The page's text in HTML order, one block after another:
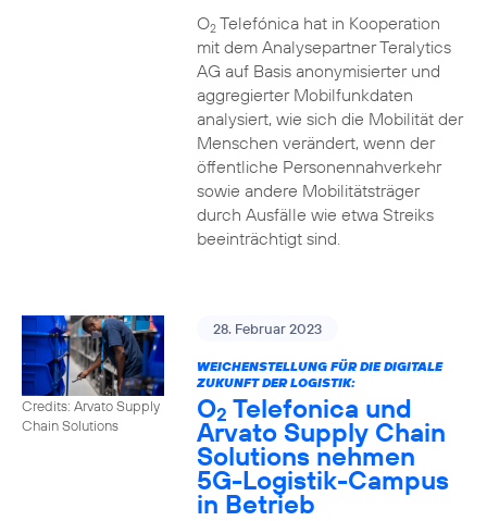
O2Telefónica hat in Kooperation
mit dem Analysepartner Teralytics
AG auf Basis anonymisierter und
aggregierter Mobilfunkdaten
analysiert, wie sich die Mobilität der
Menschen verändert, wenn der
öffentliche Personennahverkehr
sowie andere Mobilitätsträger
durch Ausfälle wie etwa Streiks
beeinträchtigt sind.
Credits: Arvato Supply
Chain Solutions
28. Februar 2023
WEICHENSTELLUNG FÜR DIE DIGITALE
ZUKUNFT DER LOGISTIK:
O2 Telefonica und
Arvato Supply Chain
Solutions nehmen
5G-Logistik-Campus
in Betrieb